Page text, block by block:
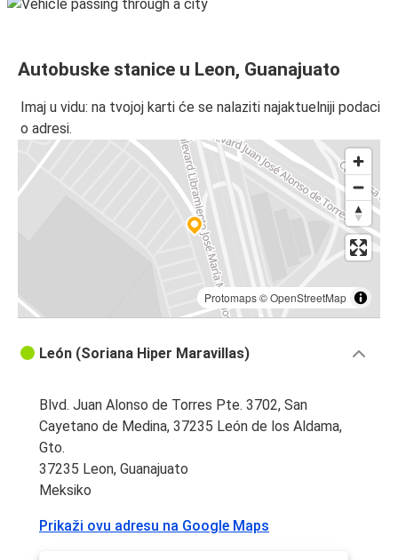
Autobuske stanice u Leon, Guanajuato
Imaj u vidu: na tvojoj karti će se nalaziti najaktuelniji podaci
o adresi.
Protomaps©OpenStreetMap
León (Soriana Hiper Maravillas)
Blvd. Juan Alonso de Torres Pte. 3702, San
Cayetano de Medina, 37235 León de los Aldama,
Gto.
37235 Leon, Guanajuato
Meksiko
Prikaži ovu adresu na Google Maps